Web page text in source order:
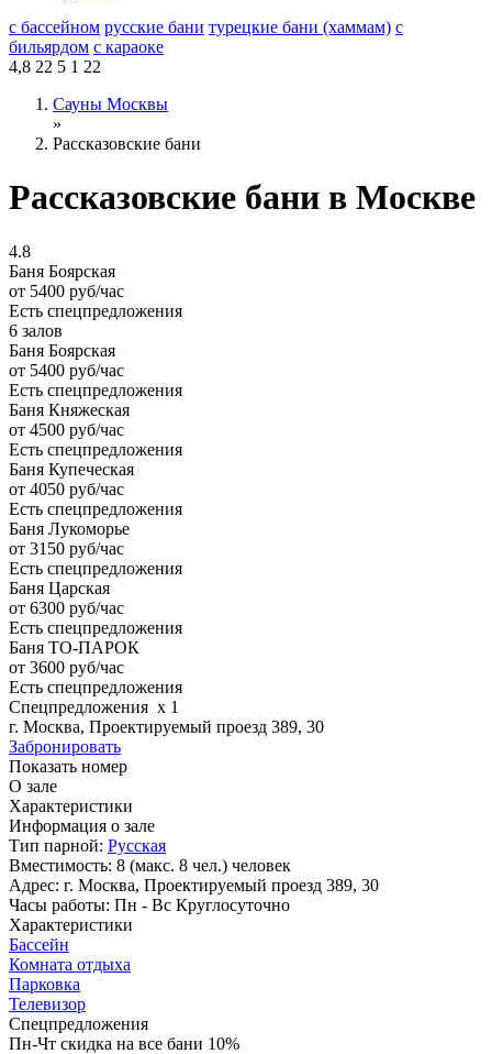
с бассейном русские бани турецкие бани (хаммам) с
бильярдом с караоке
4,8 22 5 1 22
Сауны Москвы
»
Рассказовские бани
Рассказовские бани в Москве
4.8
Баня Боярская
от 5400 руб/час
Есть спецпредложения
6 залов
Баня Боярская
от 5400 руб/час
Есть спецпредложения
Баня Княжеская
от 4500 руб/час
Есть спецпредложения
Баня Купеческая
от 4050 руб/час
Есть спецпредложения
Баня Лукоморье
от 3150 руб/час
Есть спецпредложения
Баня Царская
от 6300 руб/час
Есть спецпредложения
Баня ТО-ПАРОК
от 3600 руб/час
Есть спецпредложения
Спецпредложения x 1
г. Москва, Проектируемый проезд 389, 30
Забронировать
Показать номер
О зале
Характеристики
Информация о зале
Тип парной: Русская
Вместимость: 8 (макс. 8 чел.) человек
Адрес: г. Москва, Проектируемый проезд 389, 30
Часы работы: Пн - Вс Круглосуточно
Характеристики
Бассейн
Комната отдыха
Парковка
Телевизор
Спецпредложения
Пн-Чт скидка на все бани 10%